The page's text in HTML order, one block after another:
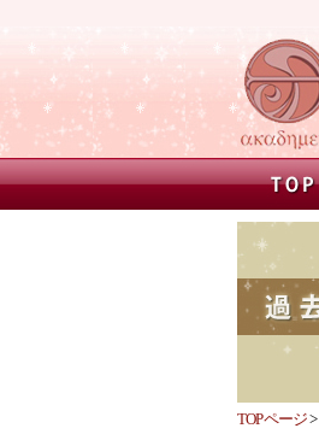
TOPページ>